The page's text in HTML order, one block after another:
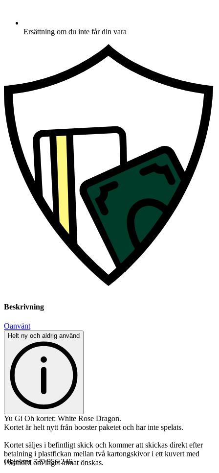
Ersättning om du inte får din vara
Beskrivning
Oanvänt
Helt ny och aldrig använd
Yu Gi Oh kortet: White Rose Dragon.
Kortet är helt nytt från booster paketet och har inte spelats.
Kortet säljes i befintligt skick och kommer att skickas direkt efter
betalning i plastfickan mellan två kartongskivor i ett kuvert med
Postnord om inget annat önskas.
Objektnr 739 956 246